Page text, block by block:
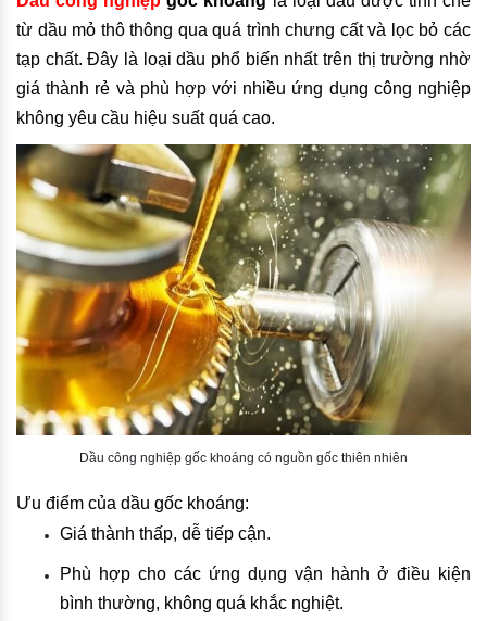
từ dầu mỏ thô thông qua quá trình chưng cất và lọc bỏ các
tạp chất. Đây là loại dầu phổ biến nhất trên thị trường nhờ
giá thành rẻ và phù hợp với nhiều ứng dụng công nghiệp
không yêu cầu hiệu suất quá cao.
Dầu công nghiệp gốc khoáng có nguồn gốc thiên nhiên
Ưu điểm của dầu gốc khoáng:
Giá thành thấp, dễ tiếp cận.
Phù hợp cho các ứng dụng vận hành ở điều kiện
bình thường, không quá khắc nghiệt.